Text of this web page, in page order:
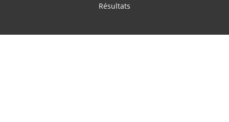
Résultats
NOS SOLUTIONS